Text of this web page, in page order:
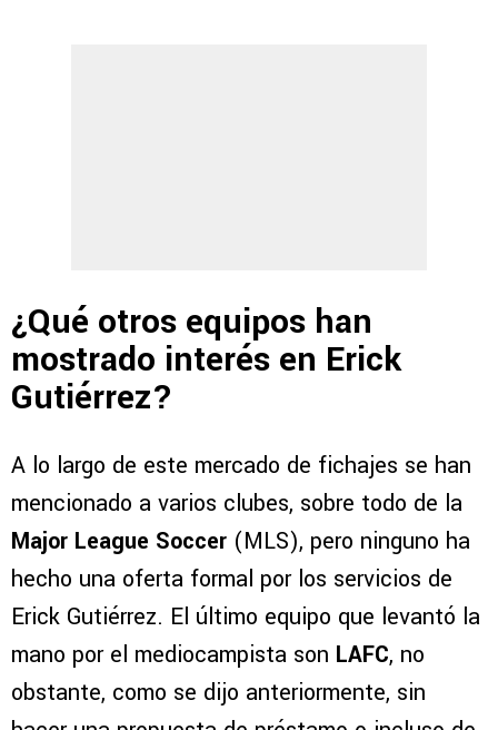
¿Qué otros equipos han
mostrado interés en Erick
Gutiérrez?
A lo largo de este mercado de fichajes se han
mencionado a varios clubes, sobre todo de la
Major League Soccer (MLS), pero ninguno ha
hecho una oferta formal por los servicios de
Erick Gutiérrez. El último equipo que levantó la
mano por el mediocampista son LAFC, no
obstante, como se dijo anteriormente, sin